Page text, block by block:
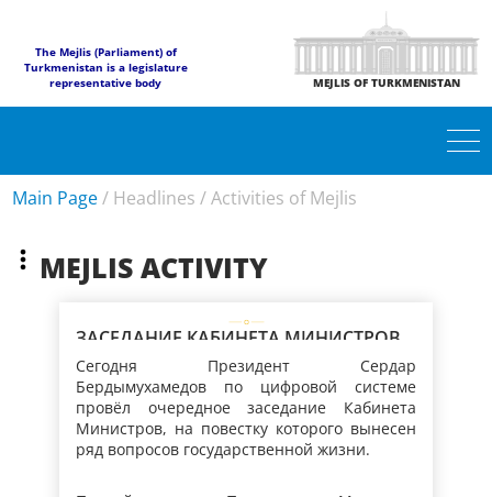
The Mejlis (Parliament) of
Turkmenistan is a legislature
representative body
MEJLIS OF TURKMENISTAN
Main Page/ Headlines /Activities of Mejlis
MEJLIS ACTIVITY
ЗАСЕДАНИЕ КАБИНЕТА МИНИСТРОВ
ТУРКМЕНИСТАНА
Сегодня Президент Сердар
Бердымухамедов по цифровой системе
провёл очередное заседание Кабинета
Министров, на повестку которого вынесен
ряд вопросов государственной жизни.